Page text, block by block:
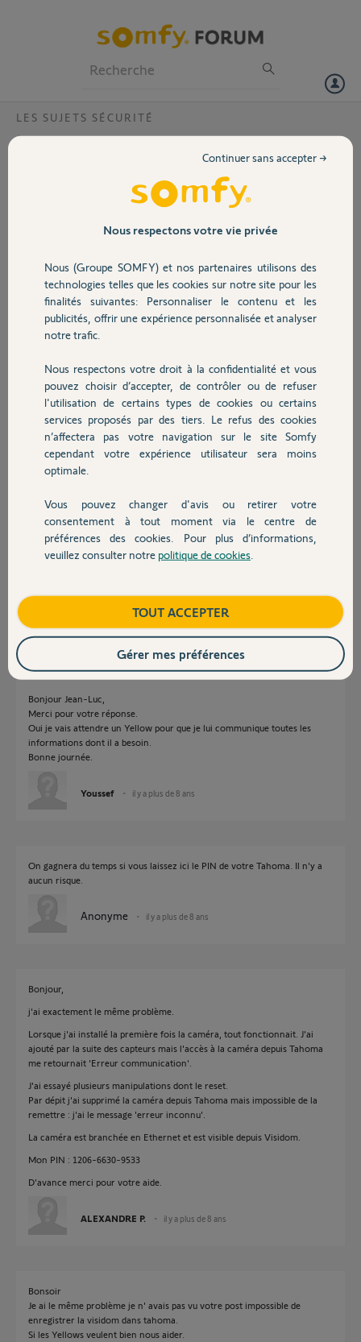
Volet
Sécurité
Domotique
Chauffage
Autres produits
Devis avec un pro
Contact
LES SUJETS SÉCURITÉ
Caméra IC100 Box Tahoma
Ma caméra visidom icm100 ne fonctionne plus suite à une
modification dans les paramétrages avancés, j'ai procédé du coup à
un reset de l'appareil, supprimé la caméra dans visidom et dans ma
mais impossible de l'ajouter dans ma box tahoma.
Après avoir renter le DID et la clé de sécurité le message suivant
apparaît : Erreur inconnue
Pouvez vous m'aider SVP ?
Merci.
Youssef
il y a plus de 8 ans
Participer au fil de discussion
Réponses
Laisser ici le pin de votre Tahoma afin qu'un Yellow puisse regarder sur le
Anonyme il y a plus de 8 ans
Bonjour Jean-Luc,
Merci pour votre réponse.
Oui je vais attendre un Yellow pour que je lui communique toutes les
informations dont il a besoin.
Bonne journée.
Youssef il y a plus de 8 ans
On gagnera du temps si vous laissez ici le PIN de votre Tahoma. Il n'y a
aucun risque.
Anonyme il y a plus de 8 ans
Bonjour,
j'ai exactement le même problème.
Lorsque j'ai installé la première fois la caméra, tout fonctionnait. J'ai
ajouté par la suite des capteurs mais l'accès à la caméra depuis Tahoma
me retournait 'Erreur communication'.
J'ai essayé plusieurs manipulations dont le reset.
Par dépit j'ai supprimé la caméra depuis Tahoma mais impossible de la
remettre : j'ai le message 'erreur inconnu'.
La caméra est branchée en Ethernet et est visible depuis Visidom.
Mon PIN : 1206-6630-9533
D'avance merci pour votre aide.
ALEXANDRE P. il y a plus de 8 ans
Bonsoir
Je ai le même problème je n' avais pas vu votre post impossible de
enregistrer la visidom dans tahoma.
Si les Yellows veulent bien nous aider.
Nous respectons votre vie privée
Nous (Groupe SOMFY) et nos partenaires utilisons des
technologies telles que les cookies sur notre site pour les
finalités suivantes: Personnaliser le contenu et les
publicités, offrir une expérience personnalisée et analyser
notre trafic.
Nous respectons votre droit à la confidentialité et vous
pouvez choisir d’accepter, de contrôler ou de refuser
l'utilisation de certains types de cookies ou certains
services proposés par des tiers. Le refus des cookies
n’affectera pas votre navigation sur le site Somfy
cependant votre expérience utilisateur sera moins
optimale.
Vous pouvez changer d'avis ou retirer votre
consentement à tout moment via le centre de
préférences des cookies. Pour plus d’informations,
veuillez consulter notre politique de cookies
Continuer sans accepter →
TOUT ACCEPTER
Gérer mes préférences